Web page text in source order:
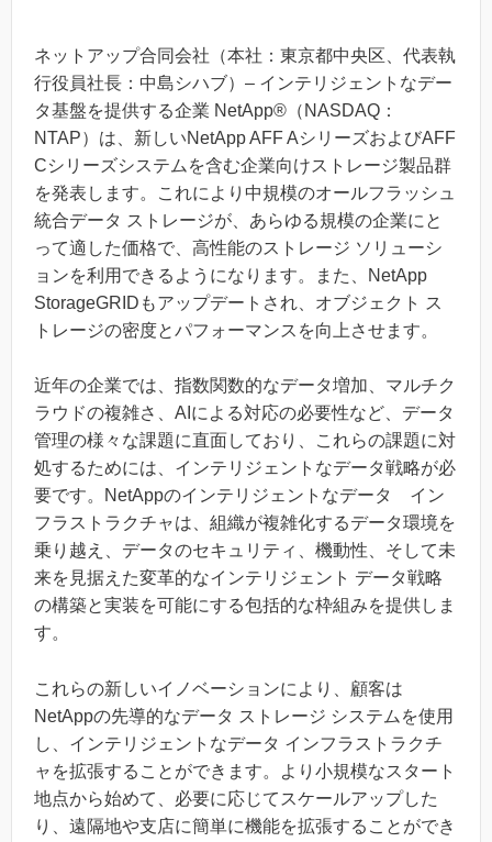
ネットアップ合同会社（本社：東京都中央区、代表執
行役員社長：中島シハブ）– インテリジェントなデー
タ基盤を提供する企業 NetApp®（NASDAQ：
NTAP）は、新しいNetApp AFF AシリーズおよびAFF
Cシリーズシステムを含む企業向けストレージ製品群
を発表します。これにより中規模のオールフラッシュ
統合データ ストレージが、あらゆる規模の企業にと
って適した価格で、高性能のストレージ ソリューシ
ョンを利用できるようになります。また、NetApp
StorageGRIDもアップデートされ、オブジェクト ス
トレージの密度とパフォーマンスを向上させます。
近年の企業では、指数関数的なデータ増加、マルチク
ラウドの複雑さ、AIによる対応の必要性など、データ
管理の様々な課題に直面しており、これらの課題に対
処するためには、インテリジェントなデータ戦略が必
要です。NetAppのインテリジェントなデータ イン
フラストラクチャは、組織が複雑化するデータ環境を
乗り越え、データのセキュリティ、機動性、そして未
来を見据えた変革的なインテリジェント データ戦略
の構築と実装を可能にする包括的な枠組みを提供しま
す。
これらの新しいイノベーションにより、顧客は
NetAppの先導的なデータ ストレージ システムを使用
し、インテリジェントなデータ インフラストラクチ
ャを拡張することができます。より小規模なスタート
地点から始めて、必要に応じてスケールアップした
り、遠隔地や支店に簡単に機能を拡張することができ